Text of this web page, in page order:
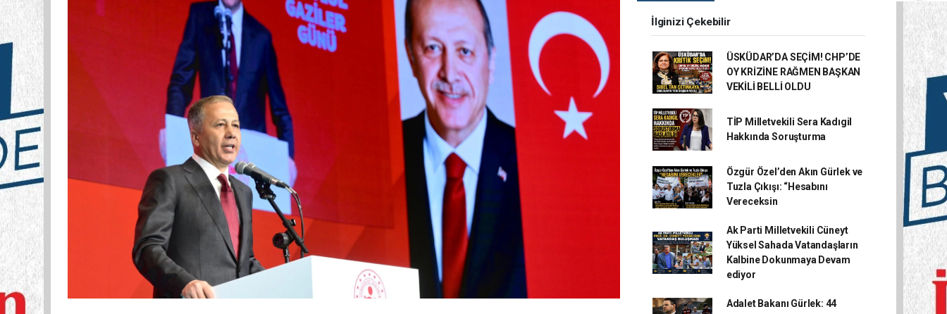
İlginizi Çekebilir
ÜSKÜDAR’DA SEÇİM! CHP’DE
OY KRİZİNE RAĞMEN BAŞKAN
VEKİLİ BELLİ OLDU
TİP Milletvekili Sera Kadıgil
Hakkında Soruşturma
Özgür Özel’den Akın Gürlek ve
Tuzla Çıkışı: “Hesabını
Vereceksin
Ak Parti Milletvekili Cüneyt
Yüksel Sahada Vatandaşların
Kalbine Dokunmaya Devam
ediyor
Adalet Bakanı Gürlek: 44